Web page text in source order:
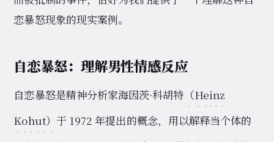
恋暴怒现象的现实案例。
自恋暴怒：理解男性情感反应
自恋暴怒是精神分析家海因茨·科胡特 （Heinz
Kohut） 于 1972 年提出的概念，用以解释当个体的